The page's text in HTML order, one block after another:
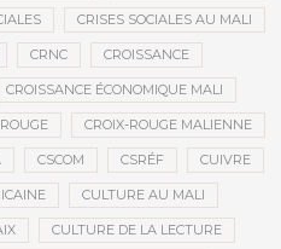
CRISES SOCIALES AU MALI
CRNC CROISSANCE
CROISSANCE ÉCONOMIQUE MALI
CROIX-ROUGE MALIENNE
CSCOM CSRÉF CUIVRE
CULTURE AU MALI
CULTURE DE LA LECTURE